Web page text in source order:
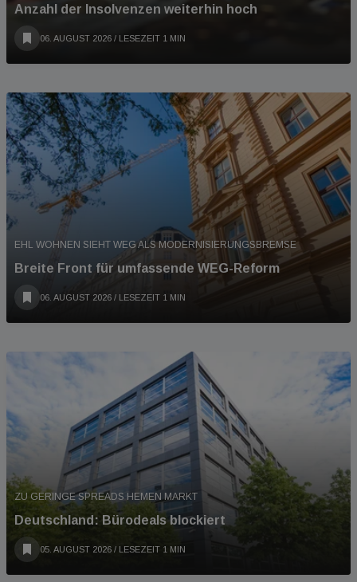
Anzahl der Insolvenzen weiterhin hoch
06. AUGUST 2026 / LESEZEIT 1 MIN
EHL WOHNEN SIEHT WEG ALS MODERNISIERUNGSBREMSE
Breite Front für umfassende WEG-Reform
06. AUGUST 2026 / LESEZEIT 1 MIN
ZU GERINGE SPREADS HEMEN MARKT
Deutschland: Bürodeals blockiert
05. AUGUST 2026 / LESEZEIT 1 MIN